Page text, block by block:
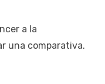
a la
una comparativa.